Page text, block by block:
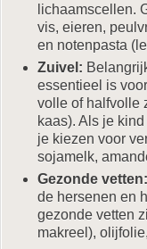
lichaamscellen.
vis, eieren,
en notenpasta
Zuivel:
essentieel is
volle of halfvolle
kaas). Als je
je kiezen voor
sojamelk,
Gezonde vetten:
de hersenen en
gezonde vetten
makreel),